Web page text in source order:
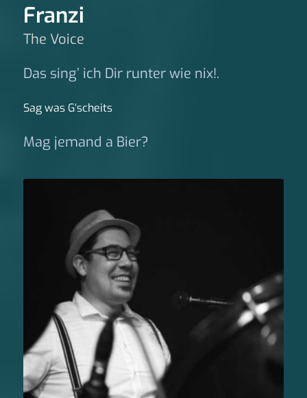
Franzi
The Voice
Das sing’ ich Dir runter wie nix!.
Sag was G‘scheits
Mag jemand a Bier?